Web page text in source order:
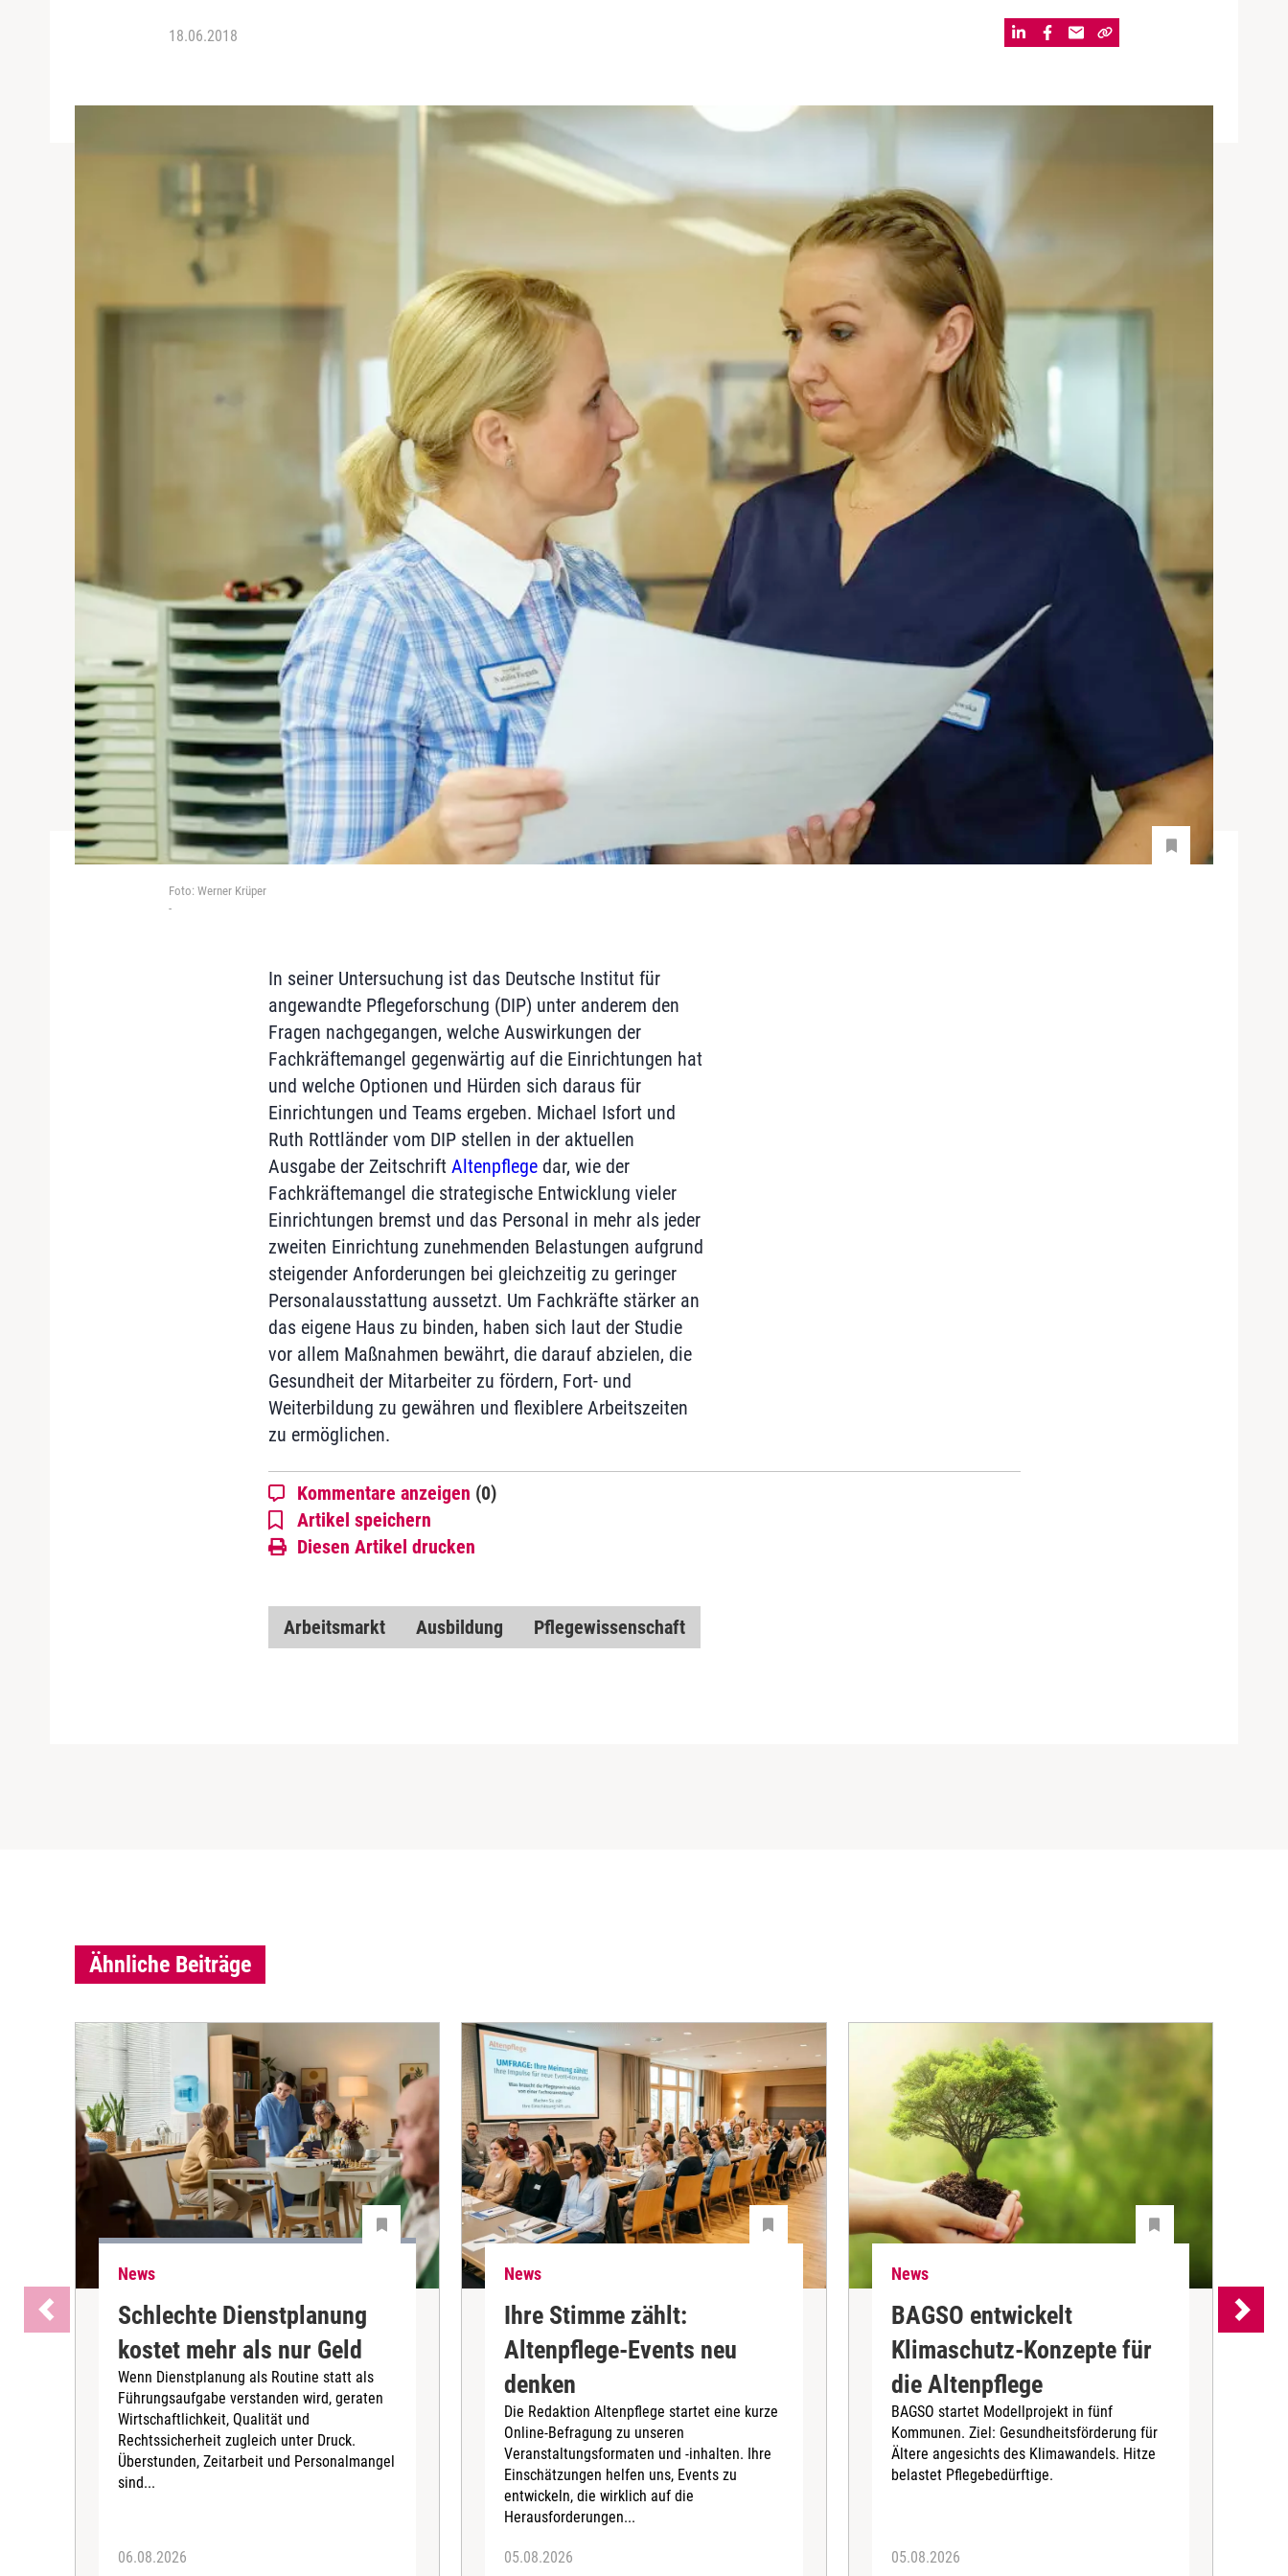
18.06.2018
Foto: Werner Krüper
-
In seiner Untersuchung ist das Deutsche Institut für
angewandte Pflegeforschung (DIP) unter anderem den
Fragen nachgegangen, welche Auswirkungen der
Fachkräftemangel gegenwärtig auf die Einrichtungen hat
und welche Optionen und Hürden sich daraus für
Einrichtungen und Teams ergeben. Michael Isfort und
Ruth Rottländer vom DIP stellen in der aktuellen
Ausgabe der Zeitschrift Altenpflegedar, wie der
Fachkräftemangel die strategische Entwicklung vieler
Einrichtungen bremst und das Personal in mehr als jeder
zweiten Einrichtung zunehmenden Belastungen aufgrund
steigender Anforderungen bei gleichzeitig zu geringer
Personalausstattung aussetzt. Um Fachkräfte stärker an
das eigene Haus zu binden, haben sich laut der Studie
vor allem Maßnahmen bewährt, die darauf abzielen, die
Gesundheit der Mitarbeiter zu fördern, Fort- und
Weiterbildung zu gewähren und flexiblere Arbeitszeiten
zu ermöglichen.
Kommentare anzeigen (0)
Artikel speichern
Diesen Artikel drucken
Arbeitsmarkt Ausbildung Pflegewissenschaft
Ähnliche Beiträge
News
Schlechte Dienstplanung
kostet mehr als nur Geld
Wenn Dienstplanung als Routine statt als
Führungsaufgabe verstanden wird, geraten
Wirtschaftlichkeit, Qualität und
Rechtssicherheit zugleich unter Druck.
Überstunden, Zeitarbeit und Personalmangel
sind...
06.08.2026
News
Ihre Stimme zählt:
Altenpflege-Events neu
denken
Die Redaktion Altenpflege startet eine kurze
Online-Befragung zu unseren
Veranstaltungsformaten und -inhalten. Ihre
Einschätzungen helfen uns, Events zu
entwickeln, die wirklich auf die
Herausforderungen...
05.08.2026
News
BAGSO entwickelt
Klimaschutz-Konzepte für
die Altenpflege
BAGSO startet Modellprojekt in fünf
Kommunen. Ziel: Gesundheitsförderung für
Ältere angesichts des Klimawandels. Hitze
belastet Pflegebedürftige.
05.08.2026